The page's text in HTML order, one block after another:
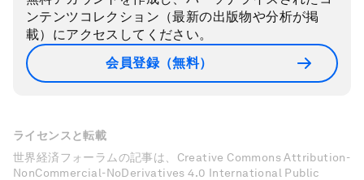
ンテンツコレクション（最新の出版物や分析が掲
載）にアクセスしてください。
会員登録（無料）
ライセンスと転載
世界経済フォーラムの記事は、Creative Commons Attribution-
NonCommercial-NoDerivatives 4.0 International Public